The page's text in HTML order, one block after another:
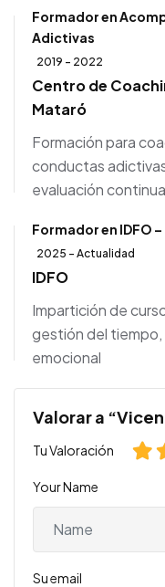
Formador en
Adictivas
2019 - 2022
Centro de
Mataró
Formación para
conductas
evaluación continua
Formador en IDFO
2025 - Actualidad
IDFO
Impartición de
gestión del tiempo,
emocional
Valorar a
Tu Valoración
Your Name
Su email